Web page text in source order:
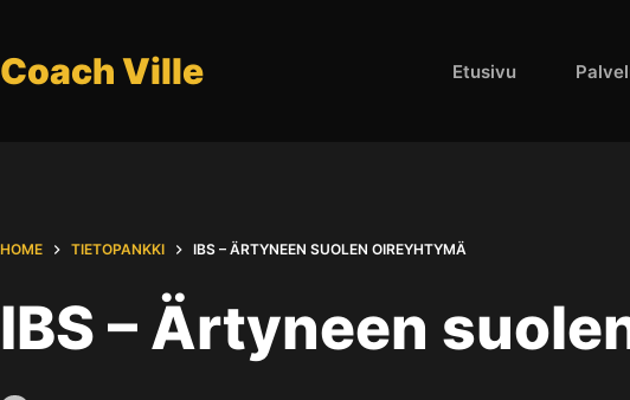
content
Coach Ville Etusivu
HOME TIETOPANKKI IBS – ÄRTYNEEN SUOLEN OIREYHTYMÄ
IBS – Ärtyneen